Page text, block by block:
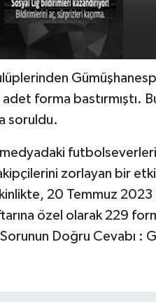
forma bastırmıştı.
soruldu.
zorlayan bir
20 Temmuz 2023
özel olarak 229
Doğru Cevabı :